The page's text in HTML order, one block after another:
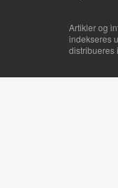
Artikler og
indekseres
distribueres